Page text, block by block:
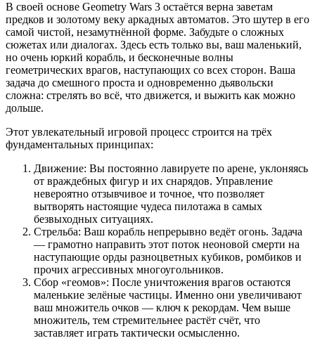
В своей основе Geometry Wars 3 остаётся верна заветам
предков и золотому веку аркадных автоматов. Это шутер в его
самой чистой, незамутнённой форме. Забудьте о сложных
сюжетах или диалогах. Здесь есть только вы, ваш маленький,
но очень юркий корабль, и бесконечные волны
геометрических врагов, наступающих со всех сторон. Ваша
задача до смешного проста и одновременно дьявольски
сложна: стрелять во всё, что движется, и выжить как можно
дольше.
Этот увлекательный игровой процесс строится на трёх
фундаментальных принципах:
Движение: Вы постоянно лавируете по арене, уклоняясь
от враждебных фигур и их снарядов. Управление
невероятно отзывчивое и точное, что позволяет
вытворять настоящие чудеса пилотажа в самых
безвыходных ситуациях.
Стрельба: Ваш корабль непрерывно ведёт огонь. Задача
— грамотно направить этот поток неоновой смерти на
наступающие орды разноцветных кубиков, ромбиков и
прочих агрессивных многоугольников.
Сбор «геомов»: После уничтожения врагов остаются
маленькие зелёные частицы. Именно они увеличивают
ваш множитель очков — ключ к рекордам. Чем выше
множитель, тем стремительнее растёт счёт, что
заставляет играть тактически осмысленно.